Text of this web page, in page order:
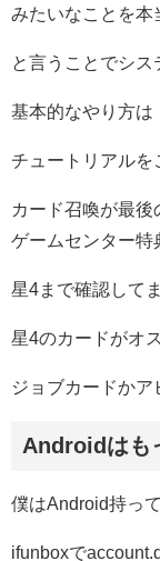
みたいなことを本
と言うことでシ
基本的なやり方は
チュートリアルを
カード召喚が最後
ゲームセンター特
星4まで確認して
星4のカードがオ
ジョブカードか
Androidはも
僕はAndroid持っ
ifunboxで